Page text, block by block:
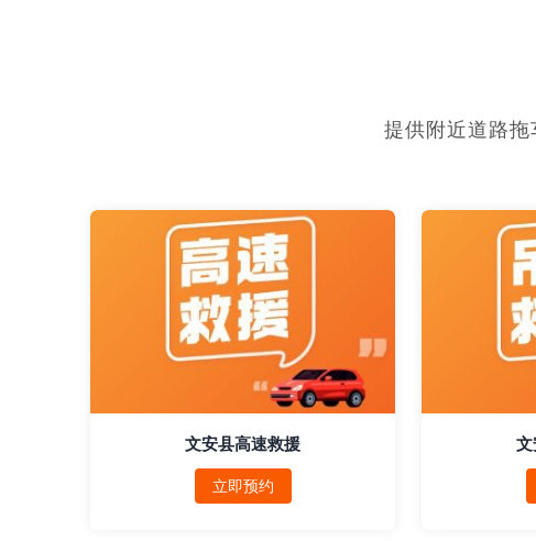
提供附近道路
文安县高速救援
立即预约
文